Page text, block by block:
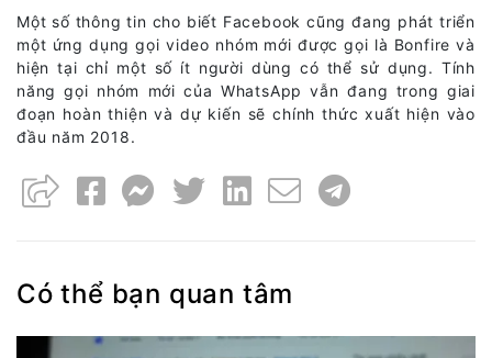
Một số thông tin cho biết Facebook cũng đang phát triển
một ứng dụng gọi video nhóm mới được gọi là Bonfire và
hiện tại chỉ một số ít người dùng có thể sử dụng. Tính
năng gọi nhóm mới của WhatsApp vẫn đang trong giai
đoạn hoàn thiện và dự kiến sẽ chính thức xuất hiện vào
đầu năm 2018.
Có thể bạn quan tâm